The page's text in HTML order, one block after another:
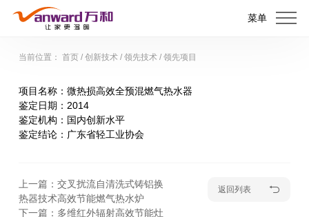
菜单
当前位置： 首页/ 创新技术/ 领先技术/ 领先项目
项目名称： 微热损高效全预混燃气热水器
鉴定日期： 2014
鉴定机构： 国内创新水平
鉴定结论： 广东省轻工业协会
上一篇：交叉扰流自清洗式铸铝换
热器技术高效节能燃气热水炉
下一篇：多维红外辐射高效节能灶
返回列表